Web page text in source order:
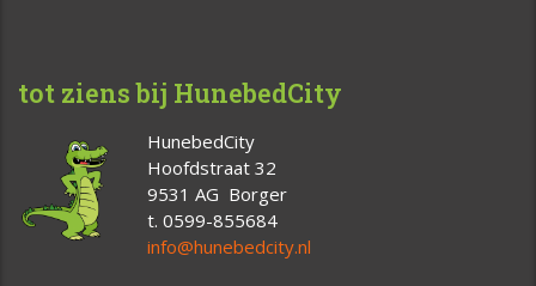
tot ziens bij HunebedCity
HunebedCity
Hoofdstraat 32
9531 AG Borger
t. 0599-855684
info@hunebedcity.nl